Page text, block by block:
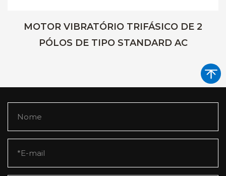
MOTOR VIBRATÓRIO TRIFÁSICO DE 2
PÓLOS DE TIPO STANDARD AC